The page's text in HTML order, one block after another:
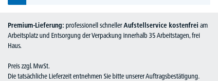
Premium-Lieferung: professionell schnellerAufstellservice kostenfrei am
Arbeitsplatz und Entsorgung der Verpackung innerhalb 35 Arbeitstagen, frei
Haus.
Preis zzgl. MwSt.
Die tatsächliche Lieferzeit entnehmen Sie bitte unserer Auftragsbestätigung.